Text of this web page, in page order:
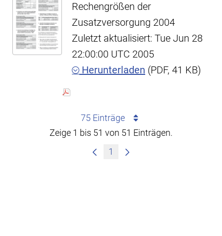
Rechengrößen der
Zusatzversorgung 2004
Zuletzt aktualisiert: Tue Jun 28
22:00:00 UTC 2005
Herunterladen (PDF, 41 KB)
75 Einträge
Zeige 1 bis 51 von 51 Einträgen.
1